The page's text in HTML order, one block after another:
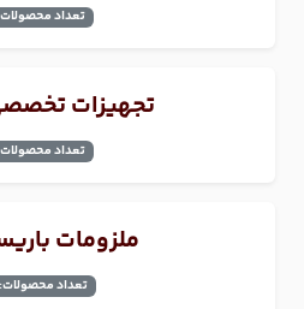
تعداد محصولات:
تجهیزات
تعداد
ملزومات
تعداد محصولات: